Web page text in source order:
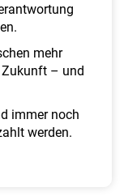
mehr
– und
immer noch
werden.